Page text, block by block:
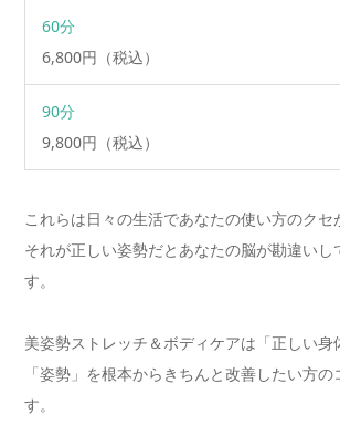
60分
6,800円（税込）
90分
9,800円（税込）
これらは日々の生活であなたの使い方のクセ
それが正しい姿勢だとあなたの脳が勘違いし
す。
美姿勢ストレッチ＆ボディケアは「正しい身
「姿勢」を根本からきちんと改善したい方の
す。